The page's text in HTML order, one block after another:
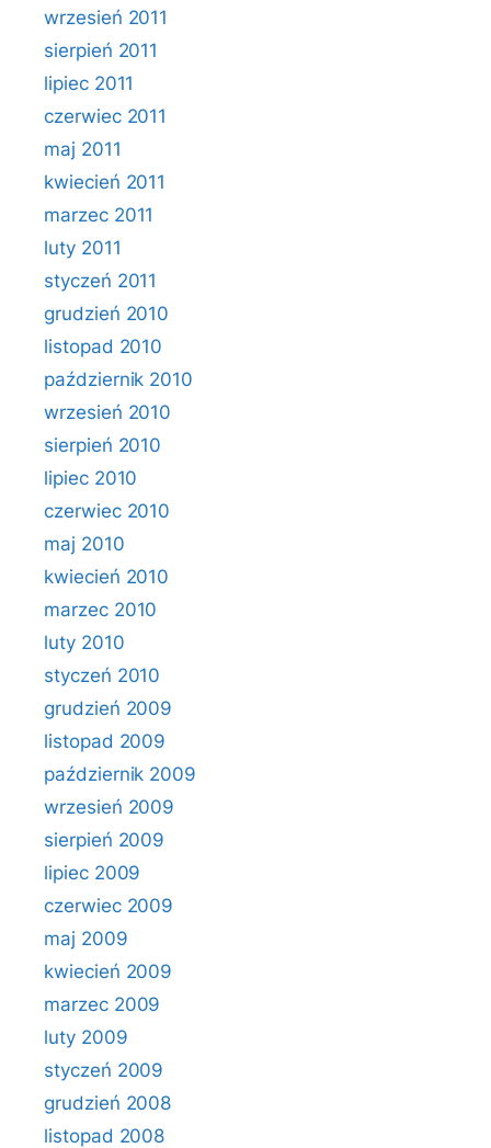
wrzesień 2011
sierpień 2011
lipiec 2011
czerwiec 2011
maj 2011
kwiecień 2011
marzec 2011
luty 2011
styczeń 2011
grudzień 2010
listopad 2010
październik 2010
wrzesień 2010
sierpień 2010
lipiec 2010
czerwiec 2010
maj 2010
kwiecień 2010
marzec 2010
luty 2010
styczeń 2010
grudzień 2009
listopad 2009
październik 2009
wrzesień 2009
sierpień 2009
lipiec 2009
czerwiec 2009
maj 2009
kwiecień 2009
marzec 2009
luty 2009
styczeń 2009
grudzień 2008
listopad 2008